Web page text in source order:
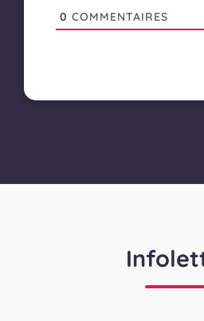
0 COMMENTAIRES